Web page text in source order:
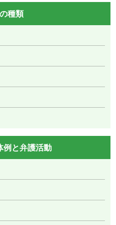
種類
例と弁護活動